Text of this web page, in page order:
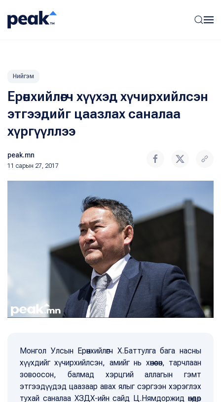
Нийгэм
Ерөнхийлөгч хүүхэд хүчирхийлсэн
этгээдийг цаазлах саналаа
хүргүүллээ
peak.mn
11 сарын 27, 2017
Монгол Улсын Ерөнхийлөгч Х.Баттулга бага насны
хүүхдийг хүчирхийлсэн, амийг нь хөнөөсөн, тарчлаан
зовоосон, балмад хэрцгий аллагын гэмт
этгээдүүдэд цаазаар авах ялыг сэргээн хэрэглэх
тухай саналаа ХЗДХ-ийн сайд Ц.Нямдоржид өнөөдөр